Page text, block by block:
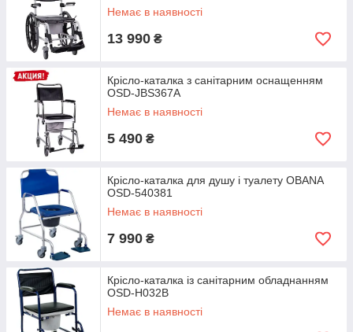
Немає в наявності
13 990 ₴
Крісло-каталка з санітарним оснащенням
OSD-JBS367A
Немає в наявності
5 490 ₴
Крісло-каталка для душу і туалету OBANA
OSD-540381
Немає в наявності
7 990 ₴
Крісло-каталка із санітарним обладнанням
OSD-H032B
Немає в наявності